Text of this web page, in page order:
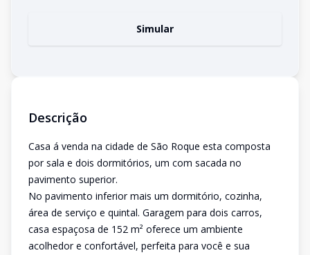
Simular
Descrição
Casa á venda na cidade de São Roque esta composta
por sala e dois dormitórios, um com sacada no
pavimento superior.
No pavimento inferior mais um dormitório, cozinha,
área de serviço e quintal. Garagem para dois carros,
casa espaçosa de 152 m² oferece um ambiente
acolhedor e confortável, perfeita para você e sua